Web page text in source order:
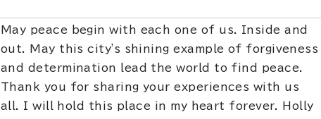
May peace begin with each one of us. Inside and
out. May this city's shining example of forgiveness
and determination lead the world to find peace.
Thank you for sharing your experiences with us
all. I will hold this place in my heart forever. Holly